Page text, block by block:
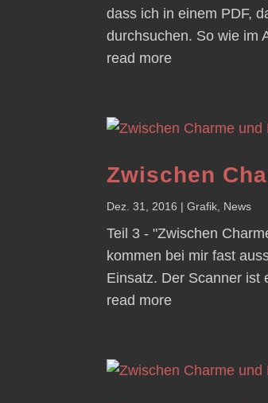
dass ich in einem PDF,
durchsuchen. So wie im
read more
Zwischen
Dez. 31, 2016 |Grafik News
Teil 3 - "Zwischen
kommen bei mir fast
Einsatz. Der Scanner ist
read more